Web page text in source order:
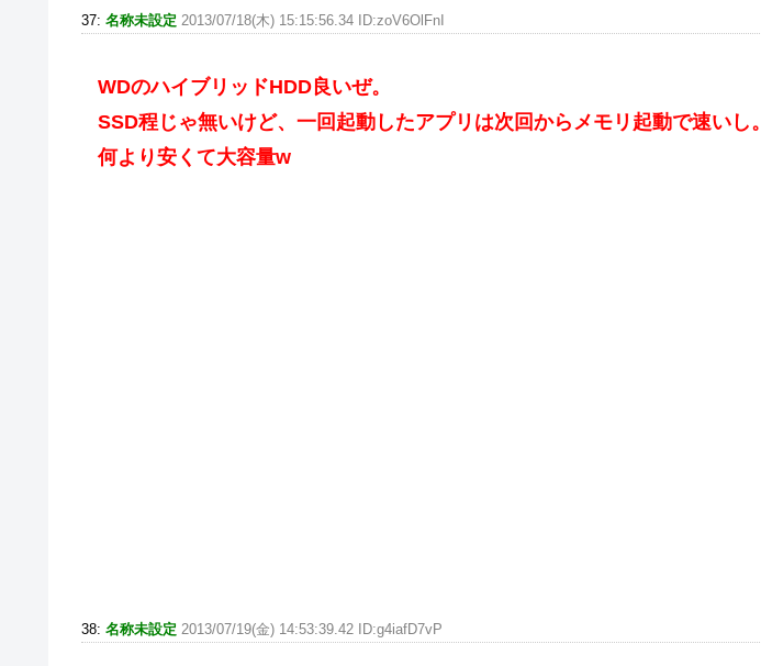
37: 名称未設定 2013/07/18(木) 15:15:56.34 ID:zoV6OlFnI
WDのハイブリッドHDD良いぜ。
SSD程じゃ無いけど、一回起動したアプリは次回からメモリ起動で速いし。
何より安くて大容量w
38: 名称未設定 2013/07/19(金) 14:53:39.42 ID:g4iafD7vP